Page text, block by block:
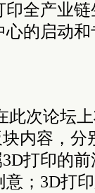
全产业
心的启动
此次论坛
内容，分
打印的
；3D打